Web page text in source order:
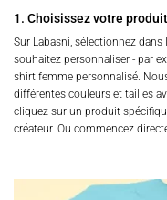
1. Choisissez votre produit
Sur Labasni, sélectionnez
souhaitez personnaliser - par
shirt femme personnalisé.
différentes couleurs et tailles
cliquez sur un produit
créateur. Ou commencez